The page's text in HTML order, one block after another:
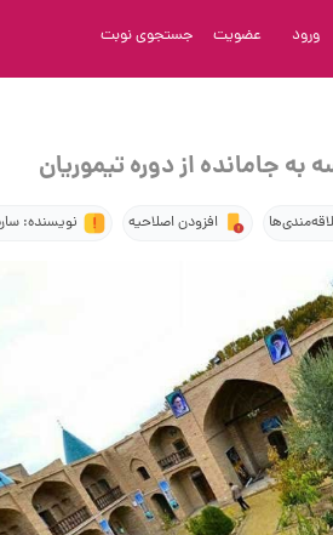
ورود عضویت جستجوی نوبت
به جامانده از دوره تیموریان
افزودن اصلاحیه نویسنده: